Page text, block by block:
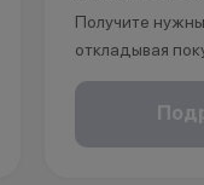
Получите
откладывая
Рассрочка без
клиентов от 18